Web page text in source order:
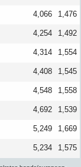
4,066 1,476
4,254 1,492
4,314 1,554
4,408 1,545
4,548 1,558
4,692 1,539
5,249 1,669
5,234 1,575